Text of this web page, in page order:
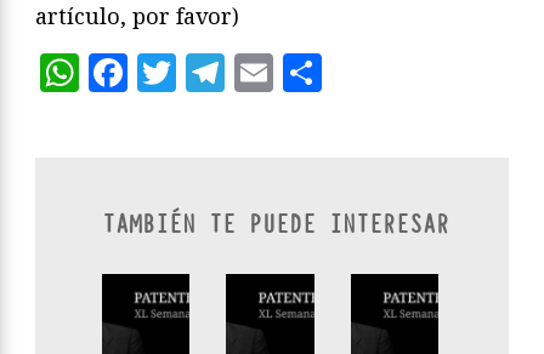
artículo, por favor)
WhatsApp
Facebook
Twitter
Telegram
Email
TAMBIÉN TE PUEDE INTERESAR